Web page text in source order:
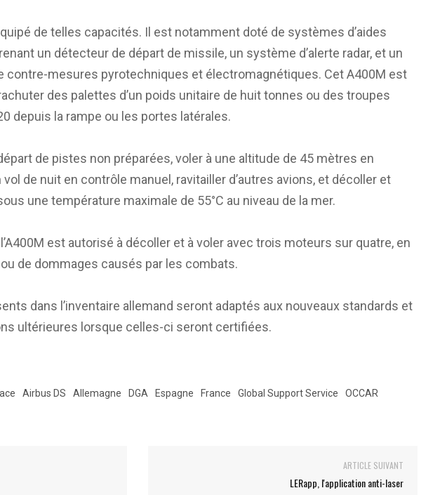
de telles capacités. Il est notamment doté de systèmes d’aides
un détecteur de départ de missile, un système d’alerte radar, et un
contre-mesures pyrotechniques et électromagnétiques. Cet A400M est
des palettes d’un poids unitaire de huit tonnes ou des troupes
depuis la rampe ou les portes latérales.
de pistes non préparées, voler à une altitude de 45 mètres en
de nuit en contrôle manuel, ravitailler d’autres avions, et décoller et
une température maximale de 55°C au niveau de la mer.
est autorisé à décoller et à voler avec trois moteurs sur quatre, en
de dommages causés par les combats.
dans l’inventaire allemand seront adaptés aux nouveaux standards et
ultérieures lorsque celles-ci seront certifiées.
Airbus DS Allemagne DGA Espagne France Global Support Service OCCAR
ARTICLE SUIVANT
LERapp, l'application anti-laser